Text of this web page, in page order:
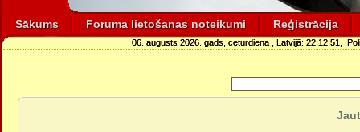
Sākums Foruma lietošanas noteikumi Reģistrācija
06. augusts 2026. gads, ceturdiena , Latvijā: 22:12:51 ,